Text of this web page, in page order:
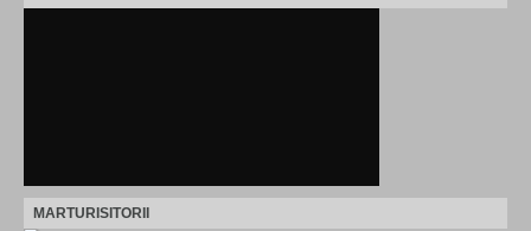
MARTURISITORII